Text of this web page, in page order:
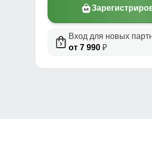
Вход для новых
от 7 990 ₽